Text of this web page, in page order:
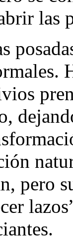
las
pero